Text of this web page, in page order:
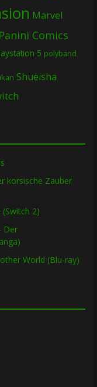
Marvel
Panini Comics
5 polyband
Shueisha
korsische Zauber
(Switch 2)
Der
World (Blu-ray)